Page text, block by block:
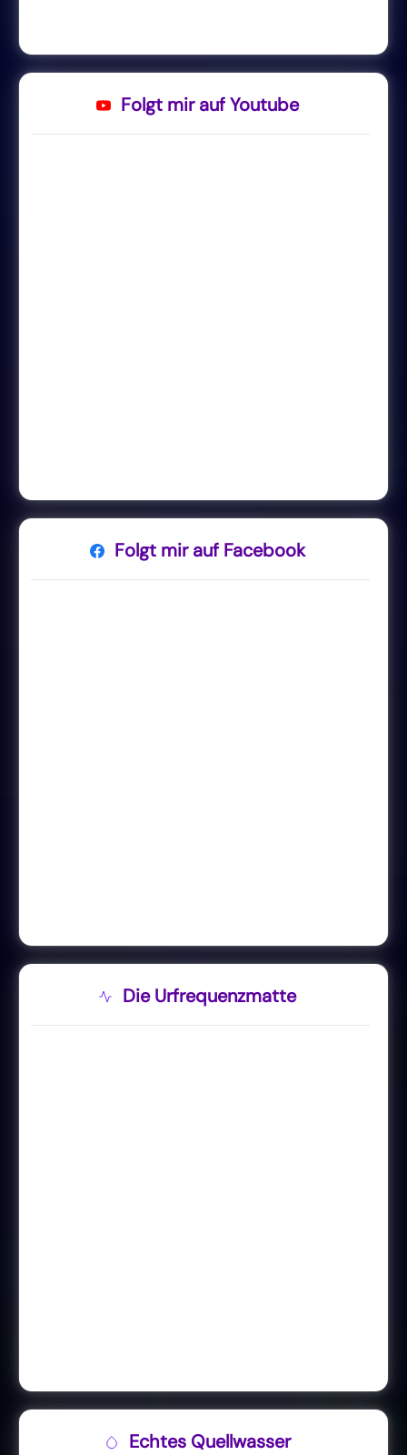
Folgt mir auf Youtube
Folgt mir auf Facebook
Die Urfrequenzmatte
Echtes Quellwasser